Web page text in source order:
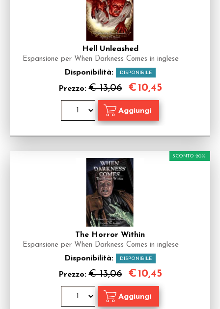
Hell Unleashed
Espansione per When Darkness Comes in inglese
Disponibilità: DISPONIBILE
Prezzo:€ 13,06 €10,45
The Horror Within
Espansione per When Darkness Comes in inglese
Disponibilità: DISPONIBILE
Prezzo:€ 13,06
SCONTO 20%
€10,45